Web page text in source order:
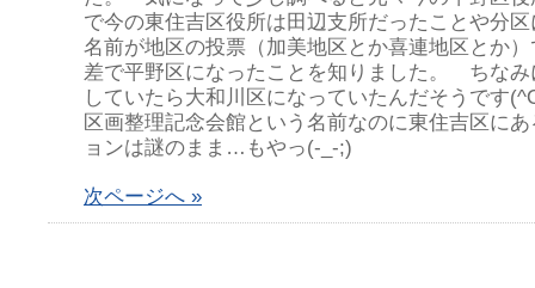
で今の東住吉区役所は田辺支所だったことや分
名前が地区の投票（加美地区とか喜連地区とか
差で平野区になったことを知りました。 ちなみ
していたら大和川区になっていたんだそうです
区画整理記念会館という名前なのに東住吉区に
ョンは謎のまま…もやっ(-_-;)
次ページへ »